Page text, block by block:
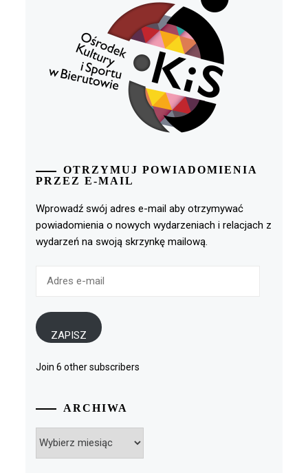
OTRZYMUJ POWIADOMIENIA
PRZEZ E-MAIL
Wprowadź swój adres e-mail aby otrzymywać
powiadomienia o nowych wydarzeniach i relacjach z
wydarzeń na swoją skrzynkę mailową.
ZAPISZ
Join 6 other subscribers
ARCHIWA